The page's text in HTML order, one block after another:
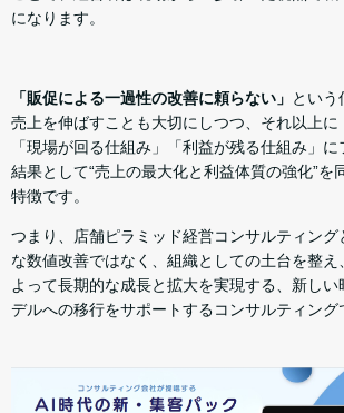
になります。
「販促による一過性の改善に頼らない」 という
売上を伸ばすことも大切にしつつ、それ以上に
「現場が回る仕組み」「利益が残る仕組み」に
結果として“売上の最大化と利益体質の強化”を
特徴です。
つまり、店舗ピラミッド経営コンサルティング
な数値改善ではなく、組織としての土台を整え
よって長期的な成長と拡大を実現する、新しい
デルへの移行をサポートするコンサルティング